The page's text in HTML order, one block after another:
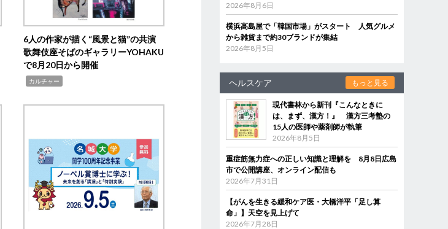
6人の作家が描く“風景と猫”の共演
歌舞伎座そばのギャラリーYOHAKU
で8月20日から開催
カルチャー
2026年8月6日
横浜高島屋で「韓国市場」がスタート 人気グルメ
から雑貨まで約30ブランドが集結
2026年8月5日
ヘルスケア もっと見る
現代書林から新刊『こんなときに
は、まず、漢方！』 漢方三考塾の
15人の医師や薬剤師が執筆
2026年8月5日
重症筋無力症への正しい知識と理解を 8月8日広島
市で公開講座、オンライン配信も
2026年7月31日
【がんを生きる緩和ケア医・大橋洋平「足し算
命」】天空を見上げて
2026年7月28日